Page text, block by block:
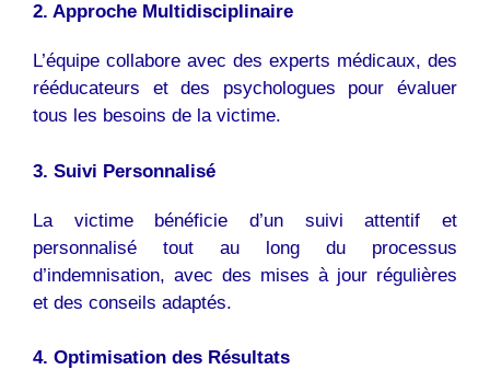
2. Approche Multidisciplinaire
L’équipe collabore avec des experts médicaux, des
rééducateurs et des psychologues pour évaluer
tous les besoins de la victime.
3. Suivi Personnalisé
La victime bénéficie d’un suivi attentif et
personnalisé tout au long du processus
d’indemnisation, avec des mises à jour régulières
et des conseils adaptés.
4. Optimisation des Résultats